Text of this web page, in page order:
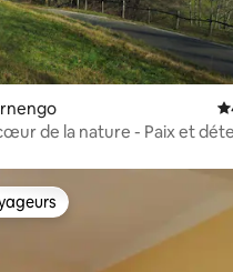
de la nature - Paix et